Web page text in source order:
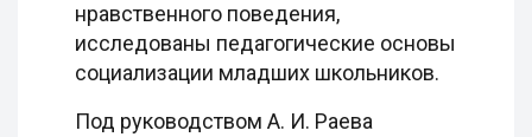
нравственного поведения,
исследованы педагогические основы
социализации младших школьников.
Под руководством А. И. Раева